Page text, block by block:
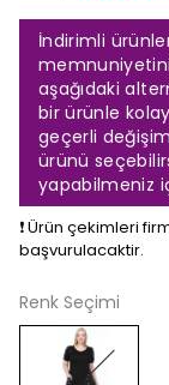
İndirimli
aşağıdaki
bir ürünle
geçerli
ürünü
yapabilmeniz
❗️ Ürün çekimleri
başvurulacaktir.
Renk Seçimi